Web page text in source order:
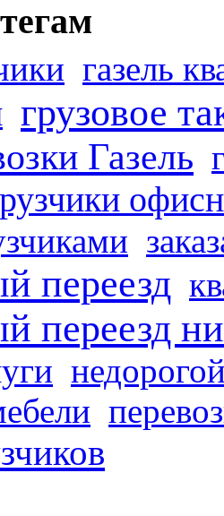
газель
грузовое
Газель
переезд
переезд